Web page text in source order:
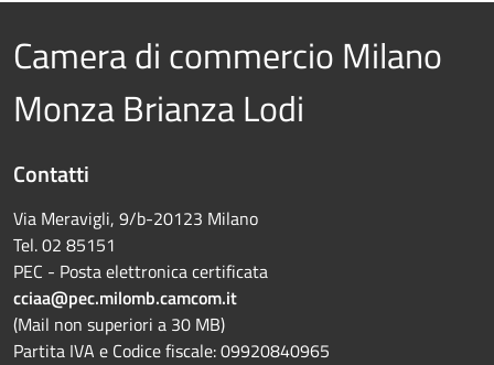
Camera di commercio Milano
Monza Brianza Lodi
Contatti
Via Meravigli, 9/b-20123 Milano
Tel. 02 85151
PEC - Posta elettronica certificata
cciaa@pec.milomb.camcom.it
(Mail non superiori a 30 MB)
Partita IVA e Codice fiscale: 09920840965